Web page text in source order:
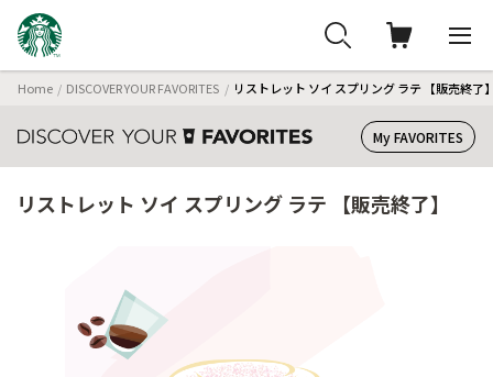
Home DISCOVER YOUR FAVORITES リストレット ソイ スプリング ラテ 【販売終了
My FAVORITES
リストレット ソイ スプリング ラテ 【販売終了】